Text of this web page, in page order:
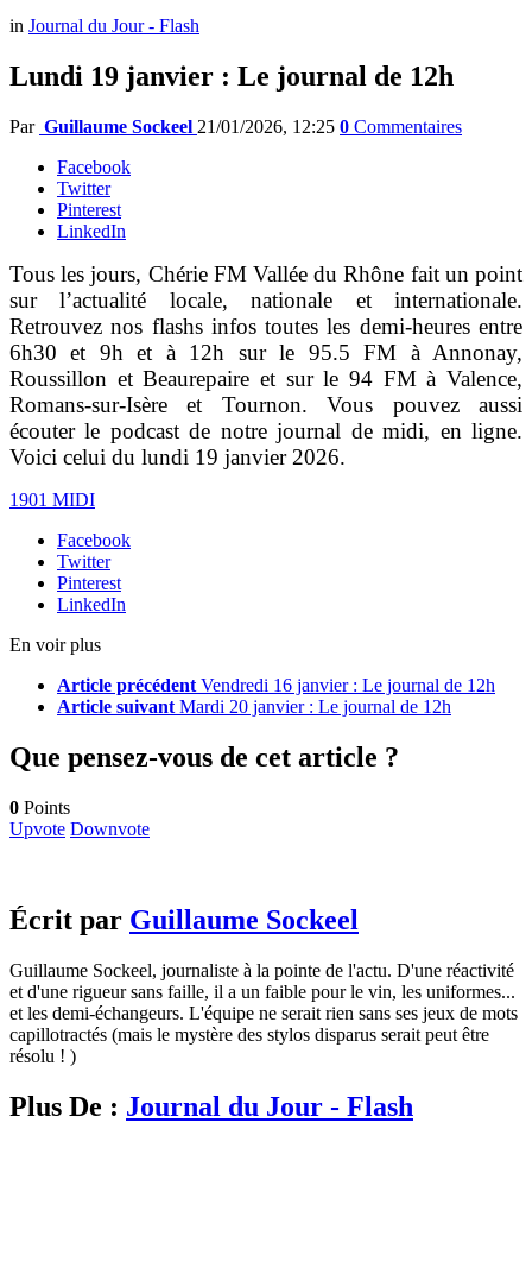
in Journal du Jour - Flash
Lundi 19 janvier : Le journal de 12h
Par Guillaume Sockeel 21/01/2026, 12:25 0 Commentaires
Facebook
Twitter
Pinterest
LinkedIn
Tous les jours, Chérie FM Vallée du Rhône fait un point
sur l’actualité locale, nationale et internationale.
Retrouvez nos flashs infos toutes les demi-heures entre
6h30 et 9h et à 12h sur le 95.5 FM à Annonay,
Roussillon et Beaurepaire et sur le 94 FM à Valence,
Romans-sur-Isère et Tournon. Vous pouvez aussi
écouter le podcast de notre journal de midi, en ligne.
Voici celui du lundi 19 janvier 2026.
1901 MIDI
Facebook
Twitter
Pinterest
LinkedIn
En voir plus
Article précédent Vendredi 16 janvier : Le journal de 12h
Article suivant Mardi 20 janvier : Le journal de 12h
Que pensez-vous de cet article ?
0 Points
Upvote Downvote
Écrit par Guillaume Sockeel
Guillaume Sockeel, journaliste à la pointe de l'actu. D'une réactivité
et d'une rigueur sans faille, il a un faible pour le vin, les uniformes...
et les demi-échangeurs. L'équipe ne serait rien sans ses jeux de mots
capillotractés (mais le mystère des stylos disparus serait peut être
résolu ! )
Plus De : Journal du Jour - Flash